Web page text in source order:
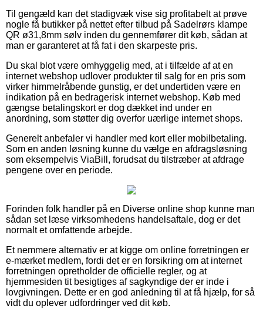
Til gengæld kan det stadigvæk vise sig profitabelt at prøve
nogle få butikker på nettet efter tilbud på Sadelrørs klampe
QR ø31,8mm sølv inden du gennemfører dit køb, sådan at
man er garanteret at få fat i den skarpeste pris.
Du skal blot være omhyggelig med, at i tilfælde af at en
internet webshop udlover produkter til salg for en pris som
virker himmelråbende gunstig, er det undertiden være en
indikation på en bedragerisk internet webshop. Køb med
gængse betalingskort er dog dækket ind under en
anordning, som støtter dig overfor uærlige internet shops.
Generelt anbefaler vi handler med kort eller mobilbetaling.
Som en anden løsning kunne du vælge en afdragsløsning
som eksempelvis ViaBill, forudsat du tilstræber at afdrage
pengene over en periode.
Forinden folk handler på en Diverse online shop kunne man
sådan set læse virksomhedens handelsaftale, dog er det
normalt et omfattende arbejde.
Et nemmere alternativ er at kigge om online forretningen er
e-mærket medlem, fordi det er en forsikring om at internet
forretningen opretholder de officielle regler, og at
hjemmesiden tit besigtiges af sagkyndige der er inde i
lovgivningen. Dette er en god anledning til at få hjælp, for så
vidt du oplever udfordringer ved dit køb.